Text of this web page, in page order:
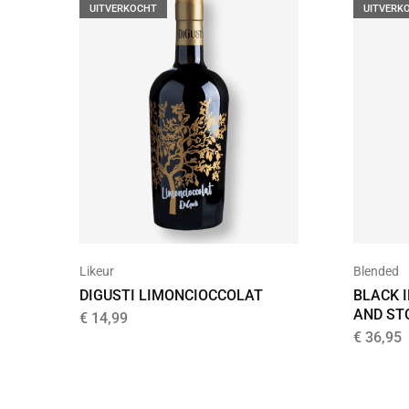
UITVERKOCHT
Likeur
DIGUSTI LIMONCIOCCOLAT
€ 14,99
Blended
BLACK
AND
€ 36,95